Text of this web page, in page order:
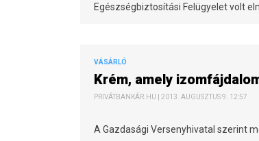
Egészségbiztosítási Felügyelet volt
VÁSÁRLÓ
Krém, amely
PRIVÁTBANKÁR.HU | 2013. AUGUSZTUS 9. 12:57
A Gazdasági Versenyhivatal szerint